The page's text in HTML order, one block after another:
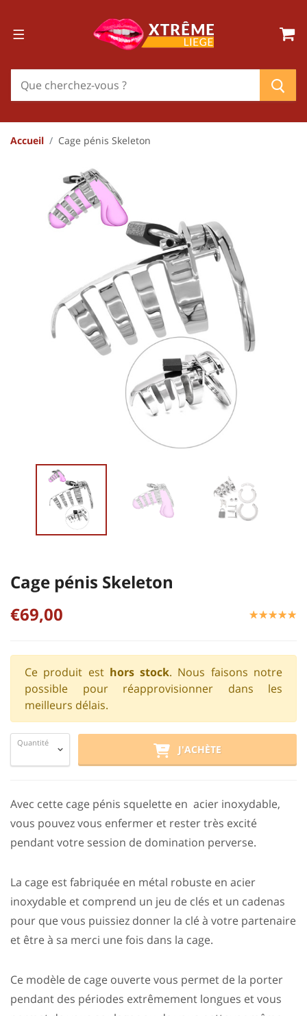
Accueil Cage pénis Skeleton
Cage pénis Skeleton
€69,00
☆☆☆☆☆
★★★★★
Ce produit est hors stock. Nous faisons notre
possible pour réapprovisionner dans les
meilleurs délais.
Quantité
J'ACHÈTE
Avec cette cage pénis squelette en acier inoxydable,
vous pouvez vous enfermer et rester très excité
pendant votre session de domination perverse.
La cage est fabriquée en métal robuste en acier
inoxydable et comprend un jeu de clés et un cadenas
pour que vous puissiez donner la clé à votre partenaire
et être à sa merci une fois dans la cage.
Ce modèle de cage ouverte vous permet de la porter
pendant des périodes extrêmement longues et vous